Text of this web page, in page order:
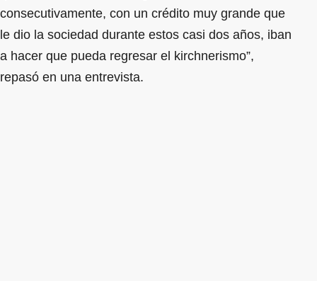
consecutivamente, con un crédito muy grande que
le dio la sociedad durante estos casi dos años, iban
a hacer que pueda regresar el kirchnerismo”,
repasó en una entrevista.